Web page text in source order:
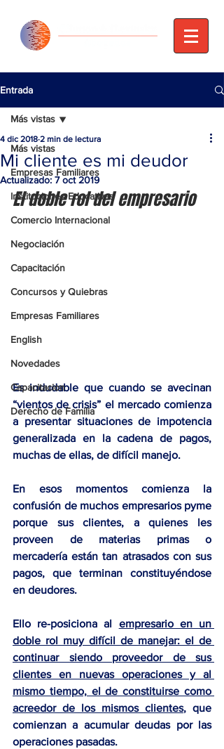
Entrada
Más vistas
Empresas Familiares
Instituciones Educativas
Comercio Internacional
Negociación
Capacitación
Concursos y Quiebras
Empresas Familiares
English
Novedades
Capacitacion
Derecho de Familia
Más vistas
Mi cliente es mi deudor
4 dic 2018 2 min de lectura
Actualizado: 7 oct 2019
El doble rol del empresario
Es indudable que cuando se avecinan
“vientos de crisis” el mercado comienza
a presentar situaciones de impotencia
generalizada en la cadena de pagos,
muchas de ellas, de difícil manejo.
En esos momentos comienza la
confusión de muchos empresarios pyme
porque sus clientes, a quienes les
proveen de materias primas o
mercadería están tan atrasados con sus
pagos, que terminan constituyéndose
en deudores.
Ello re-posiciona al empresario en un
doble rol muy difícil de manejar: el de
continuar siendo proveedor de sus
clientes en nuevas operaciones y al
mismo tiempo, el de constituirse como
acreedor de los mismos clientes, que
comienzan a acumular deudas por las
operaciones pasadas.